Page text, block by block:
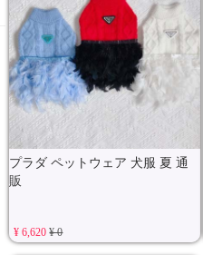
プラダ ペットウェア 犬服 夏 通
販
¥ 6,620¥ 0